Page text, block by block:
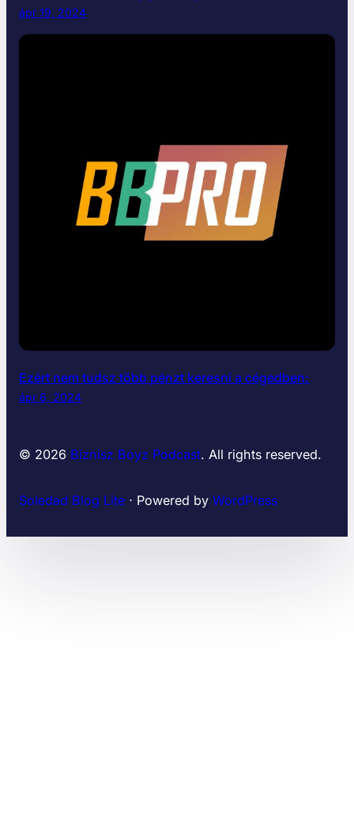
ápr 19, 2024
Ezért nem tudsz több pénzt keresni a cégedben:
ápr 6, 2024
© 2026 Biznisz Boyz Podcast. All rights reserved.
Soledad Blog Lite ⋅ Powered by WordPress